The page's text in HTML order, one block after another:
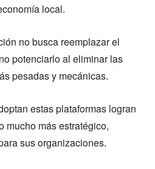
local.
no busca reemplazar el
potenciarlo al eliminar las
pesadas y mecánicas.
estas plataformas logran
mucho más estratégico,
sus organizaciones.